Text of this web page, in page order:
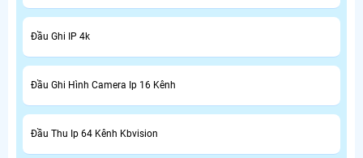
Đầu Ghi IP 4k
Đầu Ghi Hình Camera Ip 16 Kênh
Đầu Thu Ip 64 Kênh Kbvision